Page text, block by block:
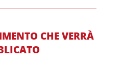
CHE VERRÀ